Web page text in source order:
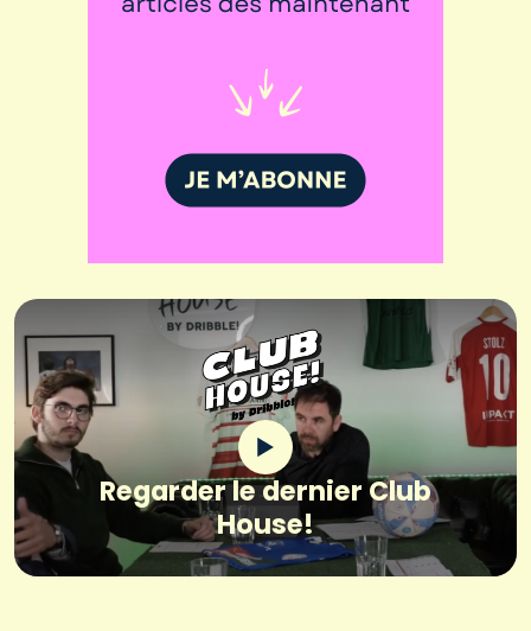
Regarder le dernier Club
House!